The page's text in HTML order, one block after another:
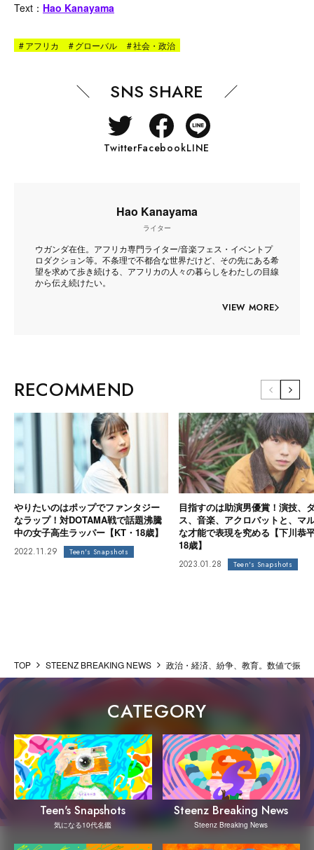
Text： Hao Kanayama
#アフリカ #グローバル #社会・政治
SNS SHARE
TwitterFacebookLINE
Hao Kanayama
ライター
ウガンダ在住。アフリカ専門ライター/音楽フェス・イベントプ
ロダクション等。不条理で不都合な世界だけど、その先にある希
望を求めて歩き続ける、アフリカの人々の暮らしをわたしの目線
から伝え続けたい。
VIEW MORE
RECOMMEND
やりたいのはポップでファンタジー
なラップ！対DOTAMA戦で話題沸騰
中の女子高生ラッパー【KT・18歳】
2022.11.29 Teen's Snapshots
目指すのは助演男優賞！演技、
ス、音楽、アクロバットと、マ
な才能で表現を究める【下川恭
18歳】
2023.01.28 Teen's Snapshots
TOP STEENZ BREAKING NEWS 政治・経済、紛争、教育。数値で振
CATEGORY
Teen's Snapshots
気になる10代名鑑
Steenz Breaking News
Steenz Breaking News